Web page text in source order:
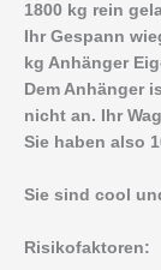
1800 kg rein
Ihr Gespann
kg Anhänger
Dem Anhänger
nicht an. Ihr
Sie haben also
Sie sind cool
Risikofaktoren: